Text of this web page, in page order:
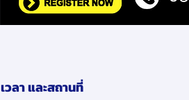
เวลา และสถานที่